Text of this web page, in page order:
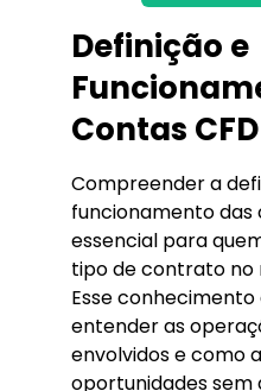
Definição e
Contas CFD
Compreender a
funcionamento das
essencial para
tipo de contrato no
Esse
entender as
envolvidos e como
oportunidades sem